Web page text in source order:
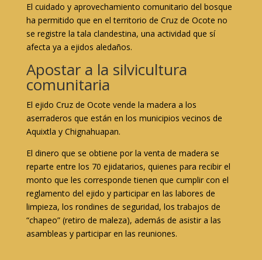
El cuidado y aprovechamiento comunitario del bosque
ha permitido que en el territorio de Cruz de Ocote no
se registre la tala clandestina, una actividad que sí
afecta ya a ejidos aledaños.
Apostar a la silvicultura
comunitaria
El ejido Cruz de Ocote vende la madera a los
aserraderos que están en los municipios vecinos de
Aquixtla y Chignahuapan.
El dinero que se obtiene por la venta de madera se
reparte entre los 70 ejidatarios, quienes para recibir el
monto que les corresponde tienen que cumplir con el
reglamento del ejido y participar en las labores de
limpieza, los rondines de seguridad, los trabajos de
“chapeo” (retiro de maleza), además de asistir a las
asambleas y participar en las reuniones.